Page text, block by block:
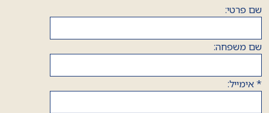
שם פרטי:
שם משפחה:
*אימייל: